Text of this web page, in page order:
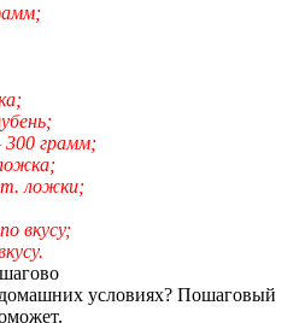
300 грамм;
ложки;
вкусу;
условиях? Пошаговый